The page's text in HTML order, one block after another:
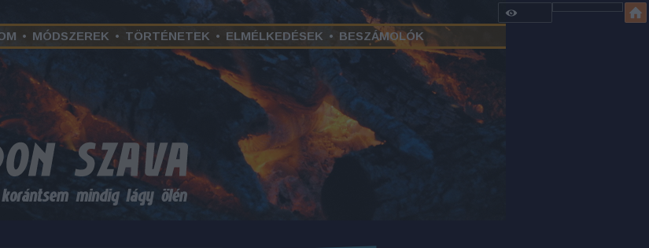
• MÓDSZEREK • TÖRTÉNETEK • ELMÉLKEDÉSEK • BESZÁMOLÓK